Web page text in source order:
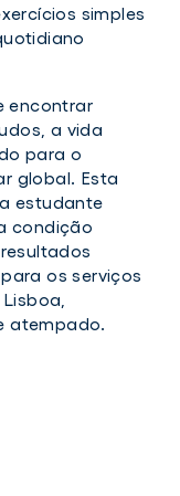
simples
encontrar
a vida
para o
global. Esta
estudante
condição
os serviços
atempado.